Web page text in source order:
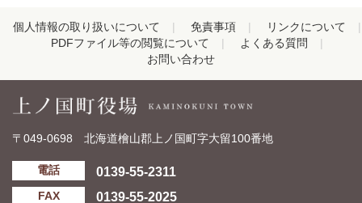
個人情報の取り扱いについて 免責事項
リンクについて
PDFファイル等の閲覧について
よくある質問
お問い合わせ
〒049-0698 北海道檜山郡上ノ国町字大留100番地
電話 0139-55-2311
FAX 0139-55-2025